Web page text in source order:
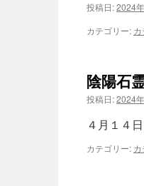
投稿日:2024
カテゴリー:
陰陽石
投稿日:2024
４月１４
カテゴリー: